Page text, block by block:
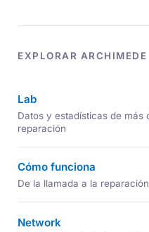
EXPLORAR ARCHIMEDE
Lab
Datos y estadísticas de más
reparación
Cómo funciona
De la llamada a la
Network